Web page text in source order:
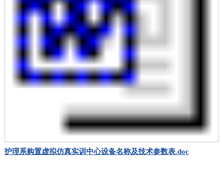
护理系购置虚拟仿真实训中心设备名称及技术参数表.doc